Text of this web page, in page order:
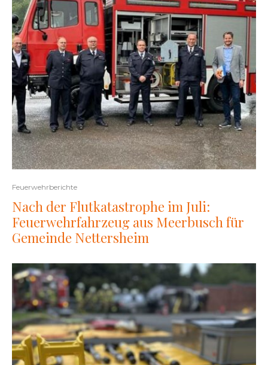
Feuerwehrberichte
Nach der Flutkatastrophe im Juli:
Feuerwehrfahrzeug aus Meerbusch für
Gemeinde Nettersheim